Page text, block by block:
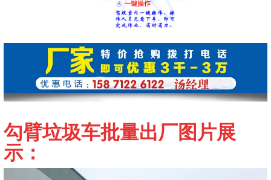
勾臂垃圾车批量出厂图片展
示：